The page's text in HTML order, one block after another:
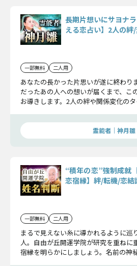
長期片想いにサヨナ
える恋占い】2人の絆
一部無料 二人用
あなたの長かった片思いが遂に終わ
だったあの人への想いが届くまで、こ
お導きします。2人の絆や関係変化の
霊能者｜神月雛
“積年の恋”強制成就
恋宿縁】絆/転機/恋結
一部無料 二人用
まるで見えない糸に導かれるように巡
人。自由が丘開運学院が研究を重ねに
宿縁を明らかにしましょう。名前の神